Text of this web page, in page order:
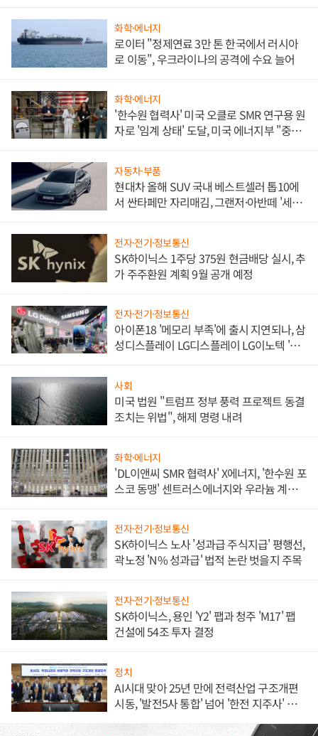
화학·에너지
로이터 "정제연료 3만 톤 한국에서 러시아
로 이동", 우크라이나의 공격에 수요 늘어
화학·에너지
'한수원 협력사' 미국 오클로 SMR 연구용 원
자로 '임계 상태' 도달, 미국 에너지부 "중요
자동차·부품
현대차 올해 SUV 국내 베스트셀러 톱10에
서 싼타페만 자리매김, 그랜저·아반떼 '세단
전자·전기·정보통신
SK하이닉스 1주당 375원 현금배당 실시, 추
가 주주환원 계획 9월 공개 예정
전자·전기·정보통신
아이폰18 '메모리 부족'에 출시 지연되나, 삼
성디스플레이 LG디스플레이 LG이노텍 '탈
사회
미국 법원 "트럼프 정부 풍력 프로젝트 동결
조치는 위법", 해제 명령 내려
화학·에너지
'DL이앤씨 SMR 협력사' X에너지, '한수원 포
스코 동맹' 센트러스에너지와 우라늄 계약
전자·전기·정보통신
SK하이닉스 노사 '성과급 주식지급' 평행선,
곽노정 'N% 성과급' 법적 논란 벗을지 주목
전자·전기·정보통신
SK하이닉스, 용인 'Y2' 팹과 청주 'M17' 팹
건설에 54조 투자 결정
정치
AI시대 맞아 25년 만에 전력산업 구조개편
시동, '발전5사 통합' 넘어 '한전 지주사' 재편